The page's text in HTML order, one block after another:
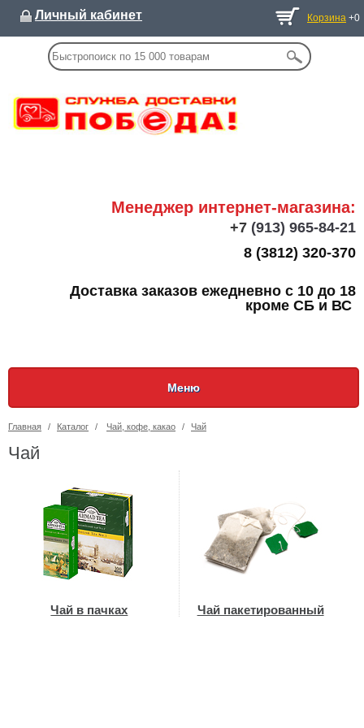
Личный кабинет Корзина +0
Менеджер интернет-магазина:
+7 (913) 965-84-21
8 (3812) 320-370
Доставка заказов ежедневно с 10 до 18
кроме СБ и ВС
Меню
Главная / Каталог / Чай, кофе, какао / Чай
Чай
Чай в пачках Чай пакетированный